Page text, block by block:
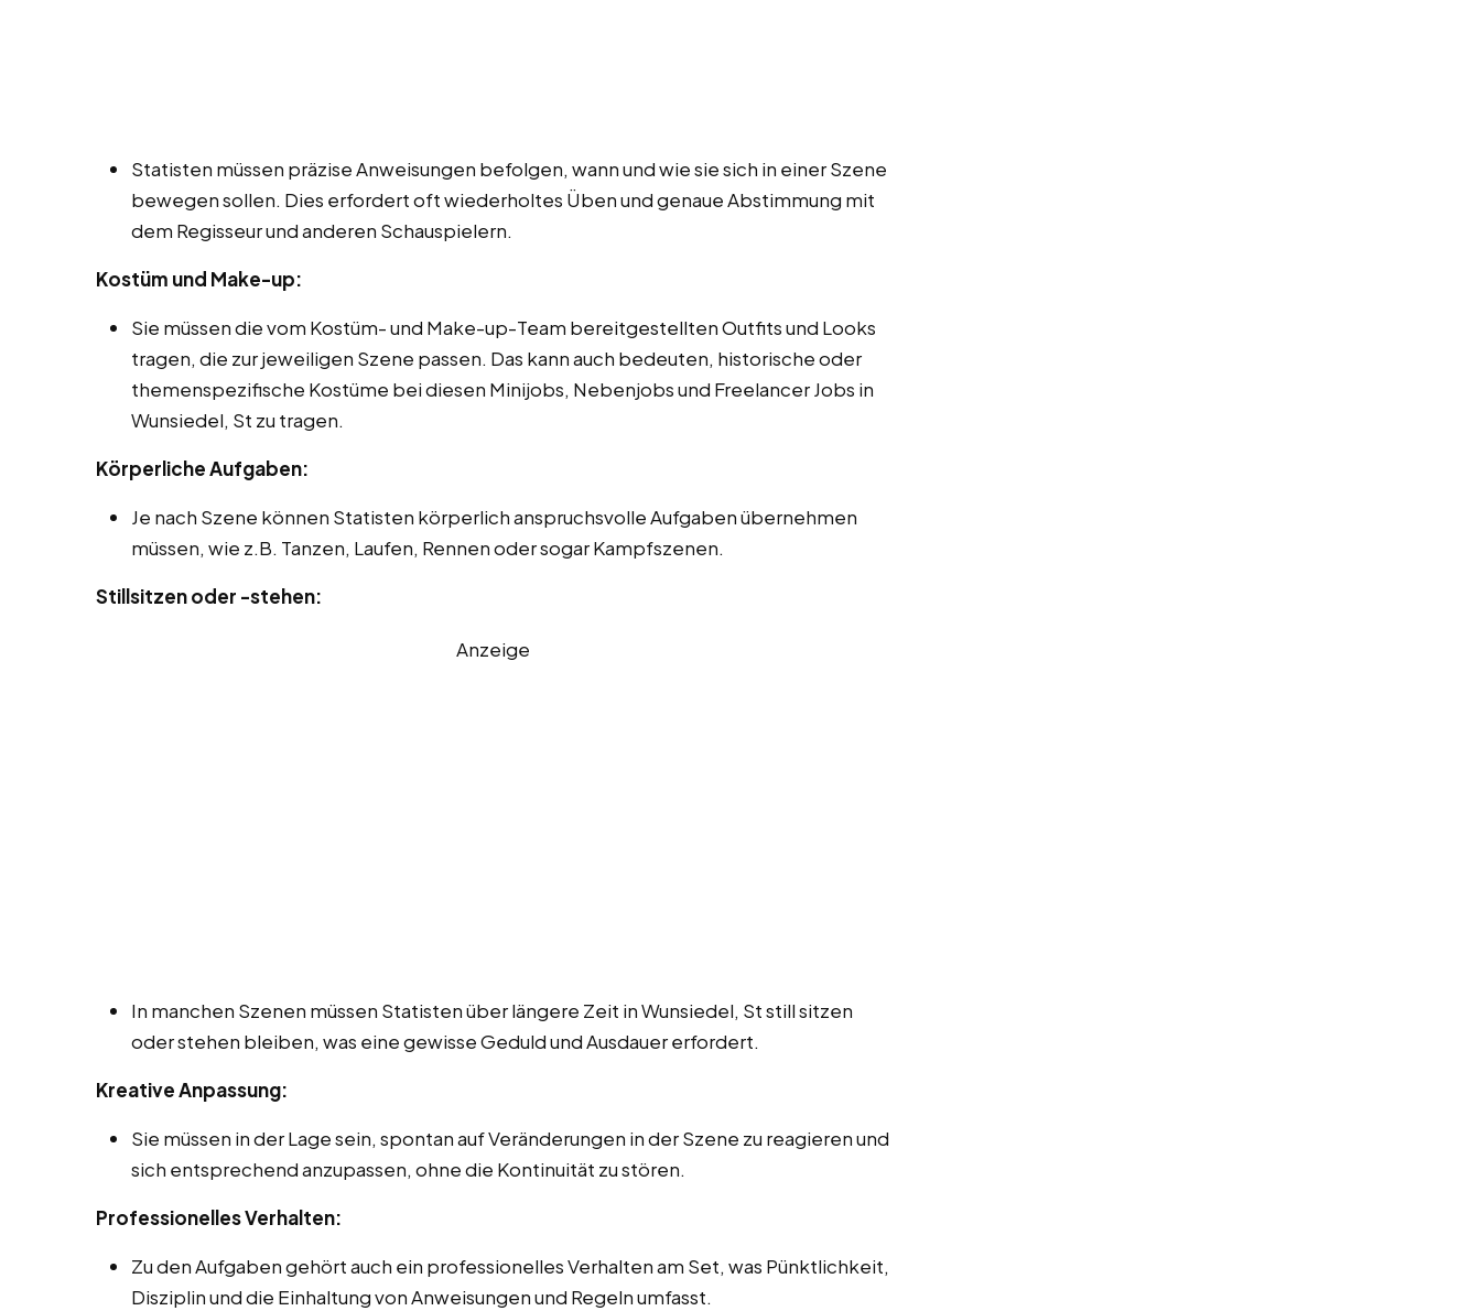
Statisten müssen präzise Anweisungen befolgen, wann und wie sie sich in einer Szene
bewegen sollen. Dies erfordert oft wiederholtes Üben und genaue Abstimmung mit
dem Regisseur und anderen Schauspielern.
Kostüm und Make-up:
Sie müssen die vom Kostüm- und Make-up-Team bereitgestellten Outfits und Looks
tragen, die zur jeweiligen Szene passen. Das kann auch bedeuten, historische oder
themenspezifische Kostüme bei diesen Minijobs, Nebenjobs und Freelancer Jobs in
Wunsiedel, St zu tragen.
Körperliche Aufgaben:
Je nach Szene können Statisten körperlich anspruchsvolle Aufgaben übernehmen
müssen, wie z.B. Tanzen, Laufen, Rennen oder sogar Kampfszenen.
Stillsitzen oder -stehen:
Anzeige
In manchen Szenen müssen Statisten über längere Zeit in Wunsiedel, St still sitzen
oder stehen bleiben, was eine gewisse Geduld und Ausdauer erfordert.
Kreative Anpassung:
Sie müssen in der Lage sein, spontan auf Veränderungen in der Szene zu reagieren und
sich entsprechend anzupassen, ohne die Kontinuität zu stören.
Professionelles Verhalten:
Zu den Aufgaben gehört auch ein professionelles Verhalten am Set, was Pünktlichkeit,
Disziplin und die Einhaltung von Anweisungen und Regeln umfasst.